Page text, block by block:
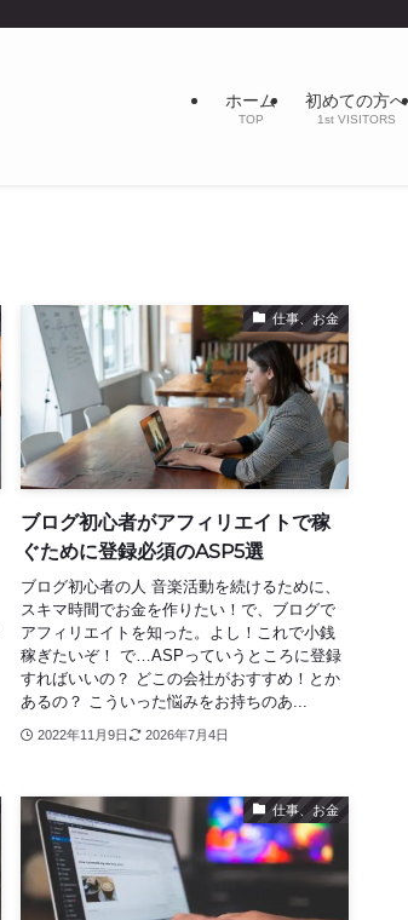
ホーム
TOP
初めての方へ
1st VISITORS
仕事、お金
ブログ初心者がアフィリエイトで稼
ぐために登録必須のASP5選
ブログ初心者の人 音楽活動を続けるために、
スキマ時間でお金を作りたい！で、ブログで
アフィリエイトを知った。よし！これで小銭
稼ぎたいぞ！ で…ASPっていうところに登録
すればいいの？ どこの会社がおすすめ！とか
あるの？ こういった悩みをお持ちのあ...
2022年11月9日 2026年7月4日
仕事、お金